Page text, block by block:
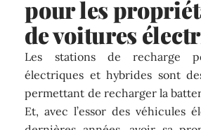
pour les
de voitures
Les stations de recharge
électriques et hybrides sont
permettant de recharger la
Et, avec l’essor des véhicules